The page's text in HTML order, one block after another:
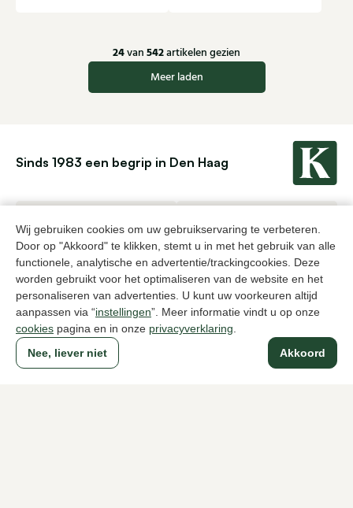
Wij gebruiken cookies om uw gebruikservaring te verbeteren.
Door op "Akkoord" te klikken, stemt u in met het gebruik van alle
functionele, analytische en advertentie/trackingcookies. Deze
worden gebruikt voor het optimaliseren van de website en het
personaliseren van advertenties. U kunt uw voorkeuren altijd
aanpassen via “instellingen”. Meer informatie vindt u op onze
cookies pagina en in onze privacyverklaring
Akkoord
Nee, liever niet
24van 542artikelen gezien
Meer laden
Sinds 1983 een begrip in Den Haag
Over Klijsen
Over ons
Vacatures
Klantenservice
Maten
Ruilen & retourneren
Inloggen / Account
Dameswinkel Klijsen
Herenwinkel Klijsen